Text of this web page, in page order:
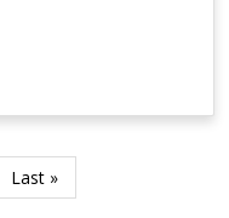
Last
page
Last »